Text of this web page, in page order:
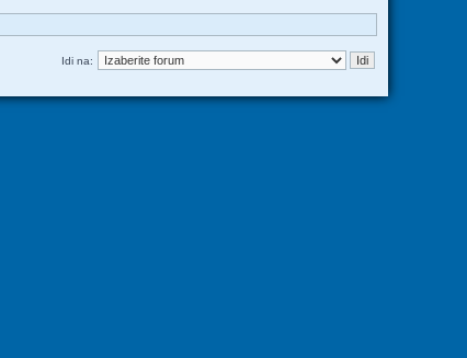
Idi na: